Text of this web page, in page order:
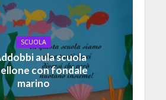
SCUOLA
aula scuola
con fondale
marino